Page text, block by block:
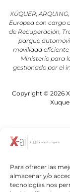
Para ofrecer las
almacenar y/o
tecnologías nos
XÚQUER,
Europea con cargo
de Recuperación,
parque
movilidad eficiente
Ministerio para
gestionado por el
Copyright © 2026